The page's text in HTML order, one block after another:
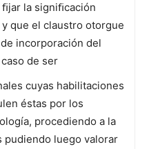
la signiﬁcación
que el claustro otorgue
incorporación del
de ser
cuyas habilitaciones
éstas por los
procediendo a la
pudiendo luego valorar